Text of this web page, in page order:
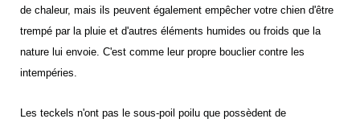
de chaleur, mais ils peuvent également empêcher votre chien d'être
trempé par la pluie et d'autres éléments humides ou froids que la
nature lui envoie. C'est comme leur propre bouclier contre les
intempéries.
Les teckels n'ont pas le sous-poil poilu que possèdent de